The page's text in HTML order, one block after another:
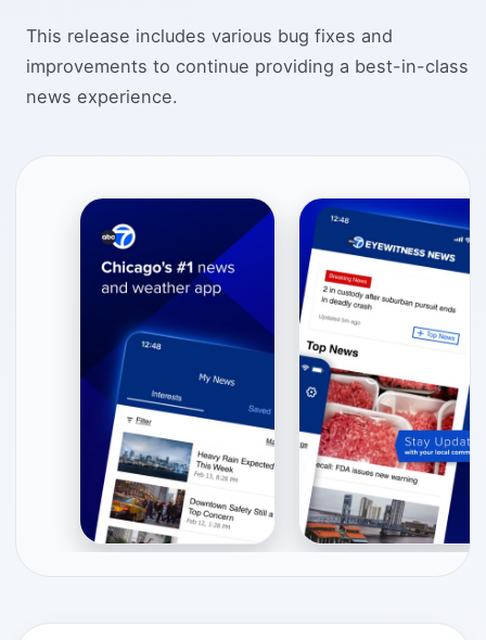
This release includes various bug fixes and
improvements to continue providing a best-in-class
news experience.